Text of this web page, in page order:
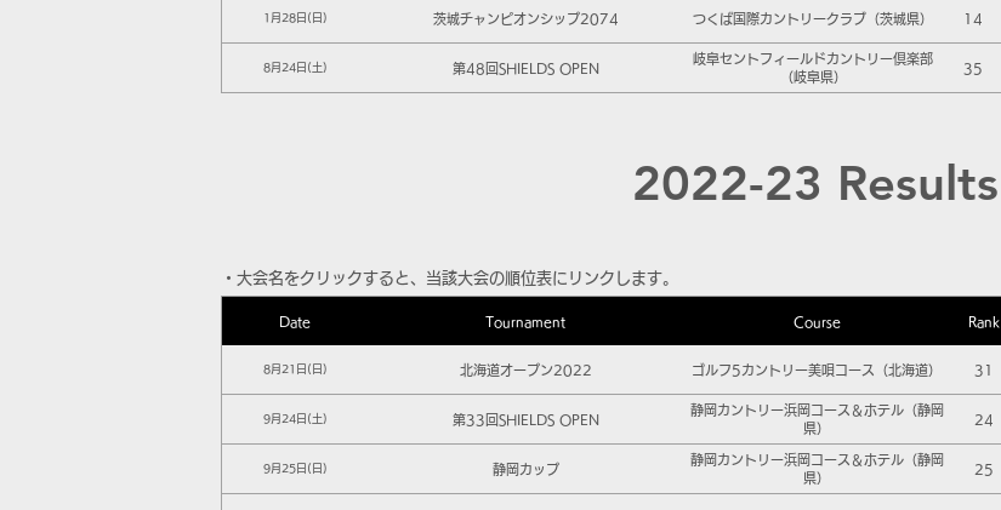
1月28日(日) 茨城チャンピオンシップ2074 つくば国際カントリークラブ（茨城県） 14
8月24日(土) 第48回SHIELDS OPEN
岐阜セントフィールドカントリー倶楽部
（岐阜県）
35
2022-23 Results
​・大会名をクリックすると、当該大会の順位表にリンクします。
Date Tournament Course Rank
8月21日(日) 北海道オープン2022 ゴルフ5カントリー美唄コース（北海道） 31
9月24日(土) 第33回SHIELDS OPEN
静岡カントリー浜岡コース＆ホテル（静岡
県）
24
9月25日(日) 静岡カップ
静岡カントリー浜岡コース＆ホテル（静岡
県）
25